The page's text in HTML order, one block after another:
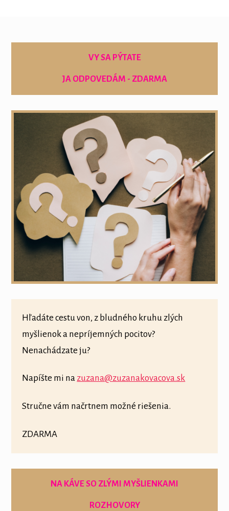
VY SA PÝTATE
JA ODPOVEDÁM - ZDARMA
Hľadáte cestu von, z bludného kruhu zlých
myšlienok a nepríjemných pocitov?
Nenachádzate ju?
Napíšte mi na zuzana@zuzanakovacova.sk
Stručne vám načrtnem možné riešenia.
ZDARMA
NA KÁVE SO ZLÝMI MYŠLIENKAMI
ROZHOVORY